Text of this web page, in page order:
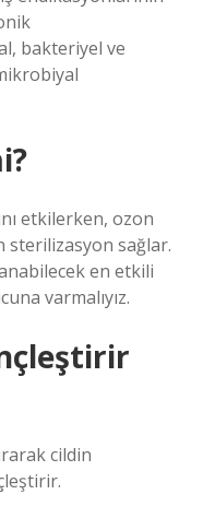
bakteriyel ve
etkilerken, ozon
sterilizasyon sağlar.
en etkili
varmalıyız.
cildin